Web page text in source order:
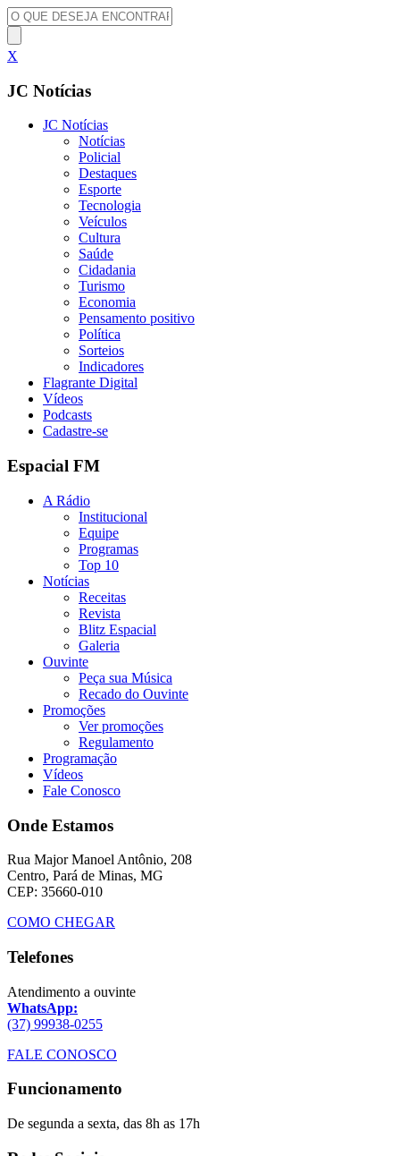
X
JC Notícias
JC Notícias
Notícias
Policial
Destaques
Esporte
Tecnologia
Veículos
Cultura
Saúde
Cidadania
Turismo
Economia
Pensamento positivo
Política
Sorteios
Indicadores
Flagrante Digital
Vídeos
Podcasts
Cadastre-se
Espacial FM
A Rádio
Institucional
Equipe
Programas
Top 10
Notícias
Receitas
Revista
Blitz Espacial
Galeria
Ouvinte
Peça sua Música
Recado do Ouvinte
Promoções
Ver promoções
Regulamento
Programação
Vídeos
Fale Conosco
Onde Estamos
Rua Major Manoel Antônio, 208
Centro, Pará de Minas, MG
CEP: 35660-010
COMO CHEGAR
Telefones
Atendimento a ouvinte
WhatsApp:
(37) 99938-0255
FALE CONOSCO
Funcionamento
De segunda a sexta, das 8h as 17h